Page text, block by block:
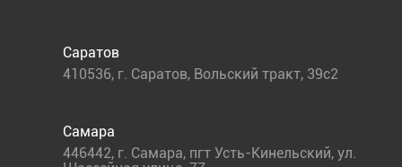
Саратов
410536, г. Саратов, Вольский тракт, 39с2
Самара
446442, г. Самара, пгт Усть-Кинельский, ул.